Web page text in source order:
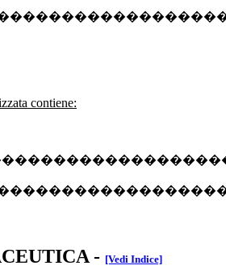
contiene:
- [Vedi Indice]